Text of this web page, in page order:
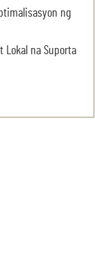
ng
Lokal na Suporta